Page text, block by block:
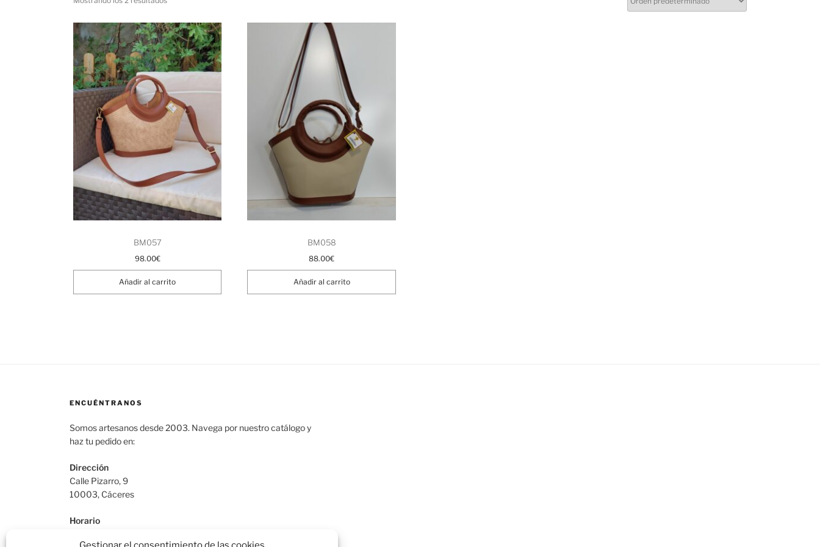
BM057
98.00€
Añadir al carrito
BM058
88.00€
Añadir al carrito
ENCUÉNTRANOS
Somos artesanos desde 2003. Navega por nuestro catálogo y
haz tu pedido en:
Dirección
Calle Pizarro, 9
10003, Cáceres
Horario